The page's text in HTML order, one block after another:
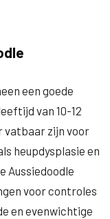
een goede
van 10-12
vatbaar zijn voor
heupdysplasie en
Aussiedoodle
voor controles
en evenwichtige